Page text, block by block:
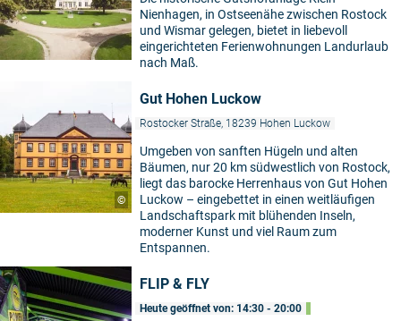
Nienhagen, in Ostseenähe zwischen Rostock
und Wismar gelegen, bietet in liebevoll
eingerichteten Ferienwohnungen Landurlaub
nach Maß.
©
Gut Hohen Luckow
Rostocker Straße, 18239 Hohen Luckow
Umgeben von sanften Hügeln und alten
Bäumen, nur 20 km südwestlich von Rostock,
liegt das barocke Herrenhaus von Gut Hohen
Luckow – eingebettet in einen weitläufigen
Landschaftspark mit blühenden Inseln,
moderner Kunst und viel Raum zum
Entspannen.
FLIP & FLY
Heute geöffnet von: 14:30 - 20:00